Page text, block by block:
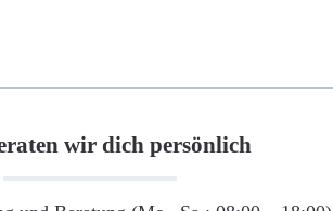
wir dich persönlich